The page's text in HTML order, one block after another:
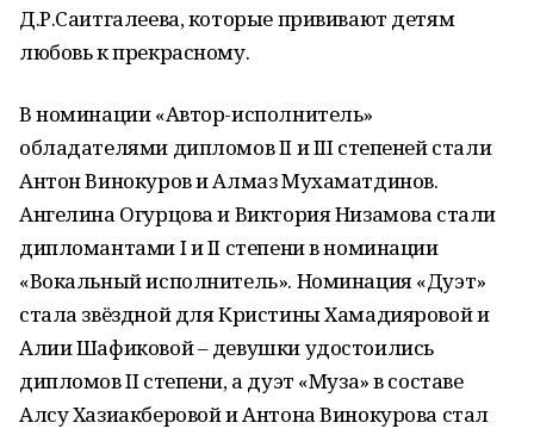
Д.Р.Саитгалеева, которые прививают детям
любовь к прекрасному.
В номинации «Автор-исполнитель»
обладателями дипломов II и III степеней стали
Антон Винокуров и Алмаз Мухаматдинов.
Ангелина Огурцова и Виктория Низамова стали
дипломантами I и II степени в номинации
«Вокальный исполнитель». Номинация «Дуэт»
стала звёздной для Кристины Хамадияровой и
Алии Шафиковой – девушки удостоились
дипломов II степени, а дуэт «Муза» в составе
Алсу Хазиакберовой и Антона Винокурова стал